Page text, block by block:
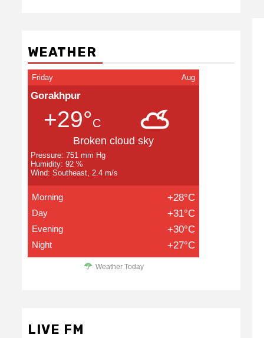
WEATHER
Friday Aug
Gorakhpur
+29°C
Broken cloud sky
Pressure: 751 mm Hg
Humidity: 92 %
Wind: Southeast, 2.4 m/s
Morning +28°C
Day +31°C
Evening +30°C
Night +27°C
Weather Today
LIVE FM